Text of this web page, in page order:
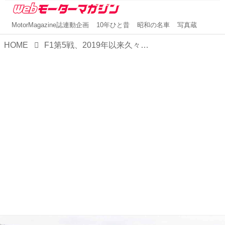
MotorMagazine誌連動企画 10年ひと昔 昭和の名車 写真蔵
HOME F1第5戦、2019年以来久々の中国開催、しかもスプリントレースフォーマットで混戦必至!?【中国GP プレビュー】